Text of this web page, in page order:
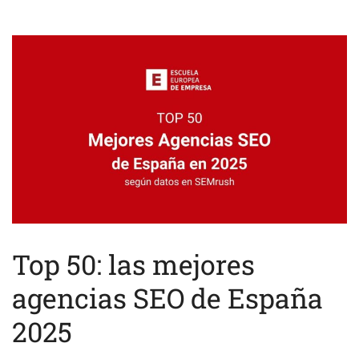
Top 50: las mejores
agencias SEO de España
2025